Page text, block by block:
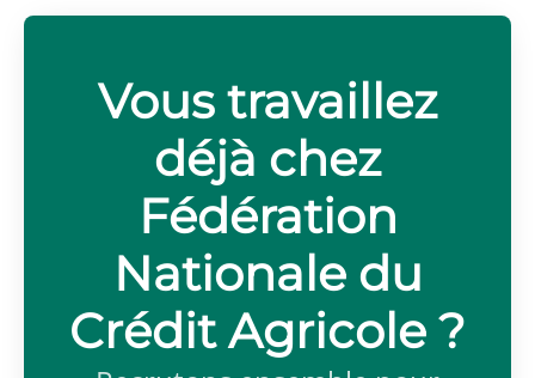
Vous travaillez
déjà chez
Fédération
Nationale du
Crédit Agricole ?